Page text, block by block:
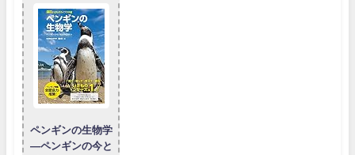
ペンギンの生物学
―ペンギンの今と